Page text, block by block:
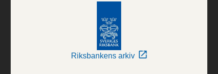
Riksbankens arkiv